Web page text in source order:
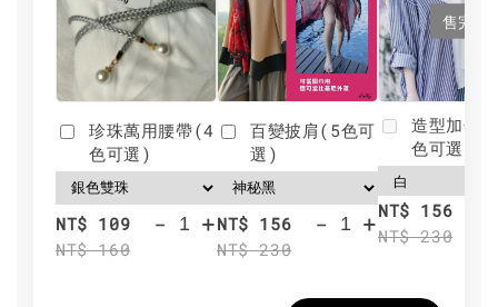
珍珠萬用腰帶(4
色可選)
NT$ 109
NT$ 160
- +
百變披肩(5色可
選)
NT$ 156
NT$ 230
- +
售完
造型加分
色可選)
NT$ 156
NT$ 230